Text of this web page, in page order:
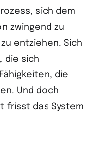
sich dem
zwingend zu
entziehen. Sich
die sich
die
Und doch
frisst das System